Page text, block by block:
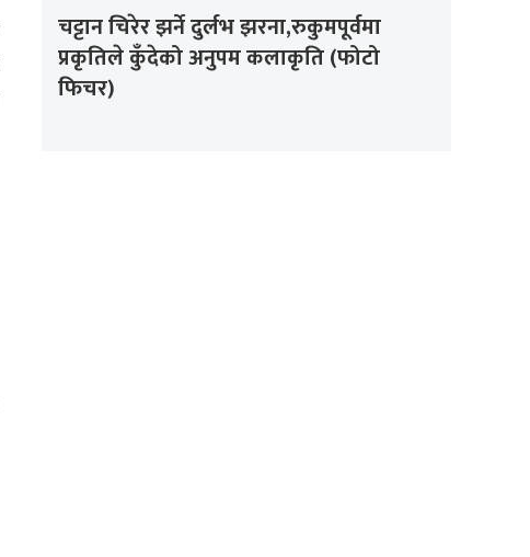
चट्टान चिरेर झर्ने दुर्लभ झरना,रुकुमपूर्वमा
प्रकृतिले कुँदेको अनुपम कलाकृति (फोटो
फिचर)